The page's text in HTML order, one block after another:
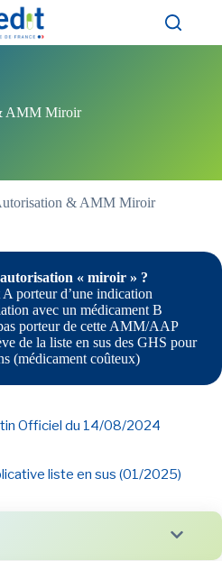
AMM Miroir
& AMM Miroir
autorisation « miroir » ?
porteur d’une indication
avec un médicament B
porteur de cette AMM/AAP
de la liste en sus des GHS pour
(médicament coûteux)
Officiel du 14/08/2024
liste en sus (01/2025)